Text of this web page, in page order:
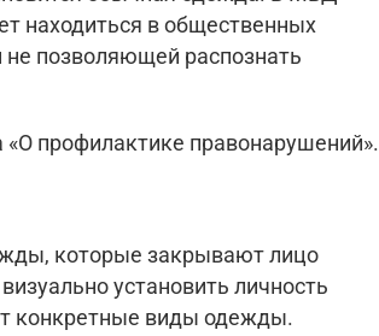
находиться в общественных
позволяющей распознать
«О профилактике правонарушений».
которые закрывают лицо
установить личность
конкретные виды одежды.